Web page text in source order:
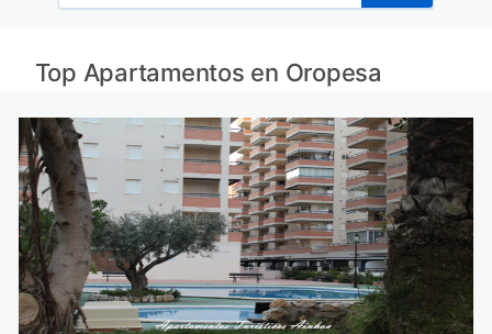
Top Apartamentos en Oropesa